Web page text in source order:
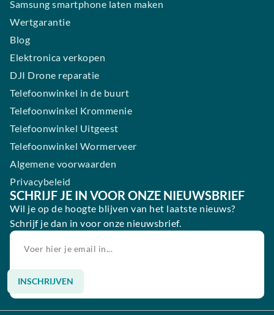
Samsung smartphone laten maken
Wertgarantie
Blog
Elektronica verkopen
DJI Drone reparatie
Telefoonwinkel in de buurt
Telefoonwinkel Krommenie
Telefoonwinkel Uitgeest
Telefoonwinkel Wormerveer
Algemene voorwaarden
Privacybeleid
SCHRIJF JE IN VOOR ONZE NIEUWSBRIEF
Wil je op de hoogte blijven van het laatste nieuws?
Schrijf je dan in voor onze nieuwsbrief.
INSCHRIJVEN
Alternative: